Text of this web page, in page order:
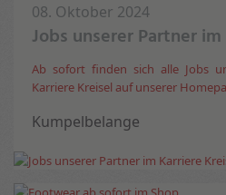
Jobs unserer Partner
Ab sofort finden sich alle Jobs
Karriere Kreisel auf unserer
Kumpelbelange
08. Oktober 2024